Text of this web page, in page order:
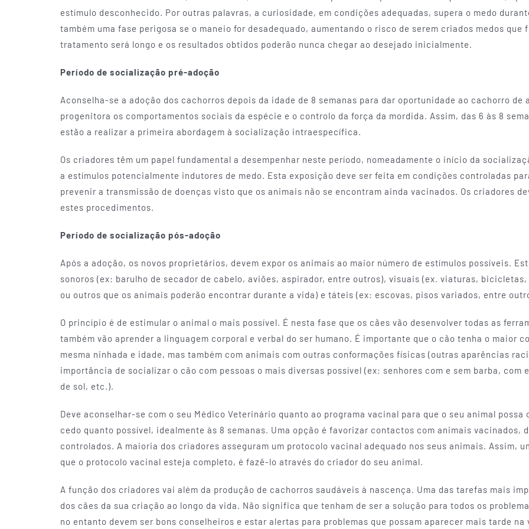
estímulo desconhecido. Por outras palavras, a curiosidade, em condições adequadas, supera o medo
também uma fase perigosa se o maneio for desadequado, aumentando o risco de serem criados medos
tratamento será longo e os resultados obtidos poderão nunca chegar ao desejado inicialmente.
Período de socialização pré-adoção
Aconselha-se a adoção dos cachorros depois da idade de 8 semanas para dar oportunidade ao cachorro de
progenitora os comportamentos sociais da espécie e o controlo da força da mordida. Assim, das 6 às 8
estão a realizar a primeira abordagem à socialização intraespecífica.
Os criadores têm um papel fundamental a desempenhar neste período, nomeadamente o início da
a estímulos potencialmente indutores de medo. Esta exposição deve ser feita em condições controladas
prevenir a transmissão de doenças visto que os animais não se encontram ainda vacinados. Os criadores
estes procedimentos.
Período de socialização pós-adoção
Após a adoção, os novos proprietários, devem expor os animais ao maior número de estímulos possíveis.
sonoros (ex: barulho de secador de cabelo, aviões, aspirador, entre outros), visuais (ex. viaturas,
ou outros que os animais poderão encontrar durante a vida) e táteis (ex: escovas, pisos variados, entre
O princípio é de estimular o animal o mais possível. É nesta fase que os cães vão desenvolver todas as
também vão aprender a linguagem corporal e verbal do ser humano. É importante que o cão tenha o maior
mesma ninhada e idade, mas também com animais com outras conformações físicas (outras aparências
importância de socializar o cão com pessoas o mais diversas possível (ex: senhores com e sem barba, com
de sol, etc.).
Deve aconselhar-se com o seu Médico Veterinário quanto ao programa vacinal para que o seu animal
cedo quanto possível, idealmente às 8 semanas. Uma opção é favorizar contactos com animais vacinados,
controlados. A maioria dos criadores asseguram um protocolo vacinal adequado nos seus animais. Assim,
que o protocolo vacinal esteja completo, é fazê-lo através do criador do seu animal.
A função dos criadores vai além da produção de cachorros saudáveis à nascença. Uma das tarefas mais
dos cães da sua criação ao longo da vida. Não significa que tenham de ser a solução para todos os
no entanto devem ser bons conselheiros e estar alertas para problemas que possam aparecer mais tarde